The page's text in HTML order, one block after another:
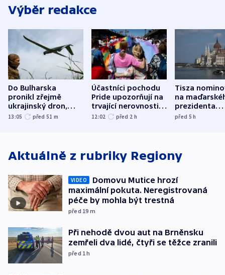
Výběr redakce
Do Bulharska
pronikl zřejmě
ukrajinský dron,
explodoval kilometr
13:05 před 51 m
Účastníci pochodu
Pride upozorňují na
trvající nerovnosti i
společenskou
12:02 před 2 h
Tisza
na
prezidenta
bývalého
před 5h
Aktuálně z rubriky Regiony
VIDEO
Domovu Mutice hrozí
maximální pokuta. Neregistrovaná
péče by mohla být trestná
před 19 m
Při nehodě dvou aut na Brněnsku
zemřeli dva lidé, čtyři se těžce zranili
před 1h